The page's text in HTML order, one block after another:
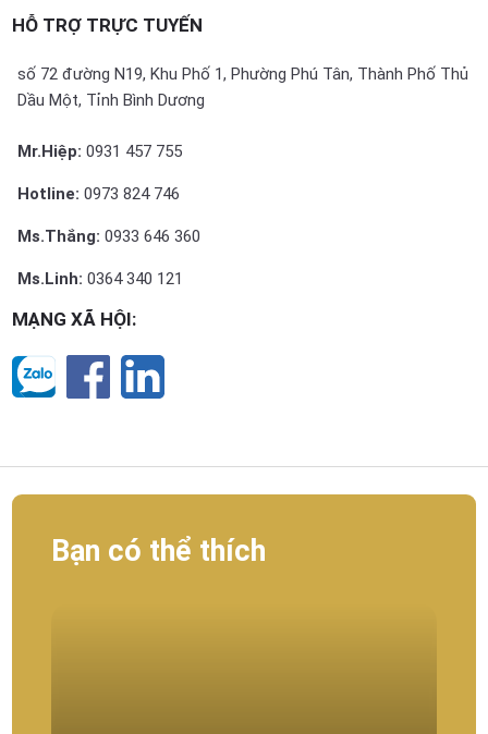
HỖ TRỢ TRỰC TUYẾN
số 72 đường N19, Khu Phố 1, Phường Phú Tân, Thành Phố Thủ
Dầu Một, Tỉnh Bình Dương
Mr.Hiệp: 0931 457 755
Hotline: 0973 824 746
Ms.Thắng: 0933 646 360
Ms.Linh: 0364 340 121
MẠNG XÃ HỘI:
Bạn có thể thích